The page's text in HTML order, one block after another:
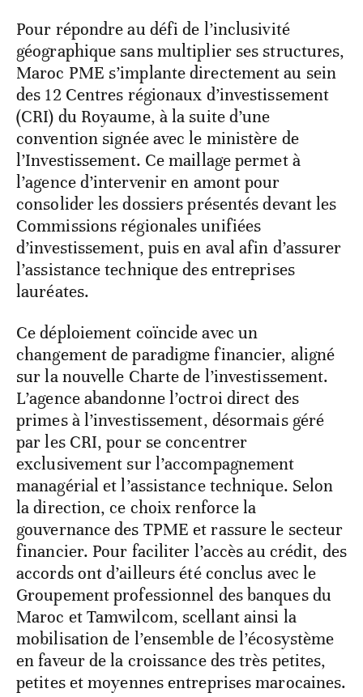
Pour répondre au défi de l’inclusivité
géographique sans multiplier ses structures,
Maroc PME s’implante directement au sein
des 12 Centres régionaux d’investissement
(CRI) du Royaume, à la suite d’une
convention signée avec le ministère de
l’Investissement. Ce maillage permet à
l’agence d’intervenir en amont pour
consolider les dossiers présentés devant les
Commissions régionales unifiées
d’investissement, puis en aval afin d’assurer
l’assistance technique des entreprises
lauréates.
Ce déploiement coïncide avec un
changement de paradigme financier, aligné
sur la nouvelle Charte de l’investissement.
L’agence abandonne l’octroi direct des
primes à l’investissement, désormais géré
par les CRI, pour se concentrer
exclusivement sur l’accompagnement
managérial et l’assistance technique. Selon
la direction, ce choix renforce la
gouvernance des TPME et rassure le secteur
financier. Pour faciliter l’accès au crédit, des
accords ont d’ailleurs été conclus avec le
Groupement professionnel des banques du
Maroc et Tamwilcom, scellant ainsi la
mobilisation de l’ensemble de l’écosystème
en faveur de la croissance des très petites,
petites et moyennes entreprises marocaines.